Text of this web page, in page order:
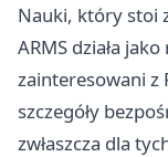
Nauki, który stoi
ARMS działa
zainteresowani z
szczegóły
zwłaszcza dla